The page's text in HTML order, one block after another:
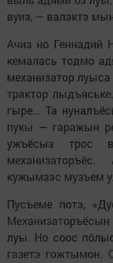
вуиз, — валэктэ
Ачиз но Геннадий
кемалась тодмо
механизатор
трактор
гыре... Та
пукы — гаражын
ужъёсыз трос
кужымзэс музъем
Пусъеме потэ,
луы. Но соос
газетэ гожтымон.